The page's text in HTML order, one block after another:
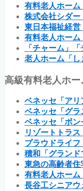
有料老人ホーム
株式会社シダー
東日本福祉経営
有料老人ホーム
「チャーム」
老人ホーム「し
高級有料老人ホー
ベネッセ「アリ
ベネッセ「グラ
ベネッセ「ボン
リゾートトラス
プラウドライフ
積和「グランド
東急の高齢者住
有料老人ホーム
長谷工シニアウ